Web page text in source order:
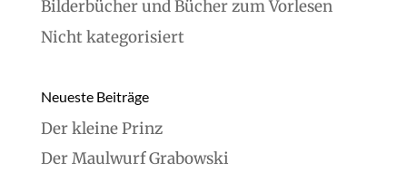
Bilderbücher und Bücher zum Vorlesen
Nicht kategorisiert
Neueste Beiträge
Der kleine Prinz
Der Maulwurf Grabowski